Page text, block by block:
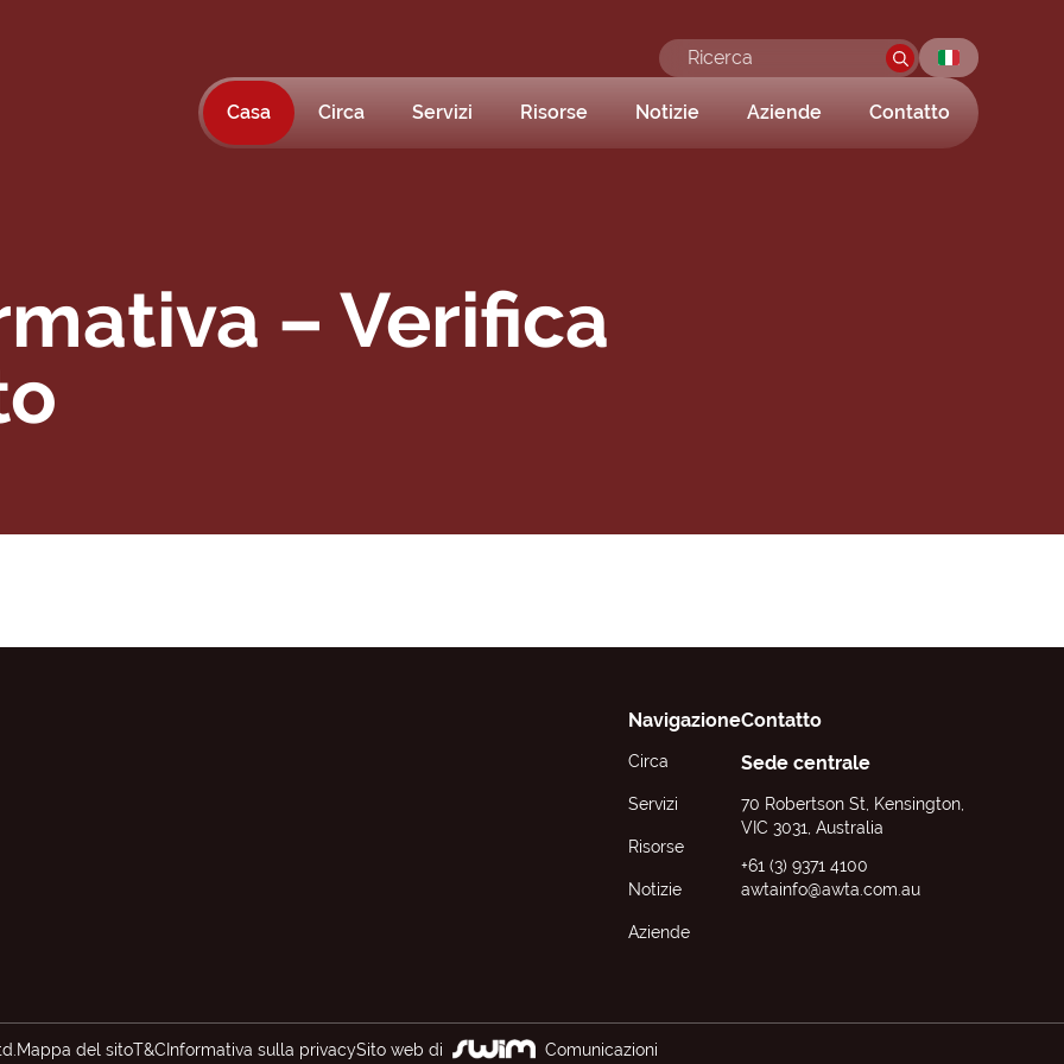
Casa Circa Servizi Risorse Notizie Aziende Contatto
– Verifica
Navigazione
Circa
Servizi
Risorse
Notizie
Aziende
Contatto
Sede centrale
70 Robertson St, Kensington,
VIC 3031, Australia
+61 (3) 9371 4100
awtainfo@awta.com.au
Mappa del sitoT&C Informativa sulla privacySito web di Comunicazioni